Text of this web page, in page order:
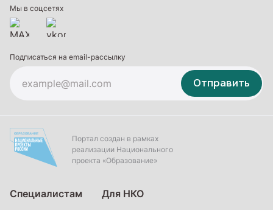
Дополнительное образование
Мы в соцсетях
Подписаться на email-рассылку
Отправить
Портал создан в рамках
реализации Национального
проекта «Образование»
Специалистам Для НКО